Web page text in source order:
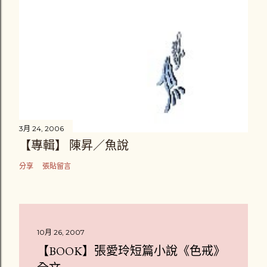
3月 24, 2006
【專輯】 陳昇／魚說
分享 張貼留言
10月 26, 2007
【BOOK】張愛玲短篇小說《色戒》